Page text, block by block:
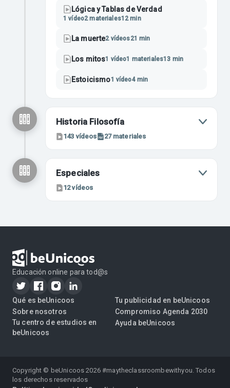
Lógica y Tablas de Verdad
1 vídeo2materiales12 min
La muerte2 vídeos21 min
Los mitos1 vídeo1 materiales13 min
Estoicismo1 vídeo4 min
Historia Filosofía
143 vídeos 27materiales
Especiales
12 vídeos
Educación online para tod@s
Qué es beUnicoos
Sobre nosotros
Tu centro de estudios en
beUnicoos
Tu publicidad en beUnicoos
Compromiso Agenda 2030
Ayuda beUnicoos
Copyright © beUnicoos2026#maytheclassroombewithyou. Todos
los derechos reservados